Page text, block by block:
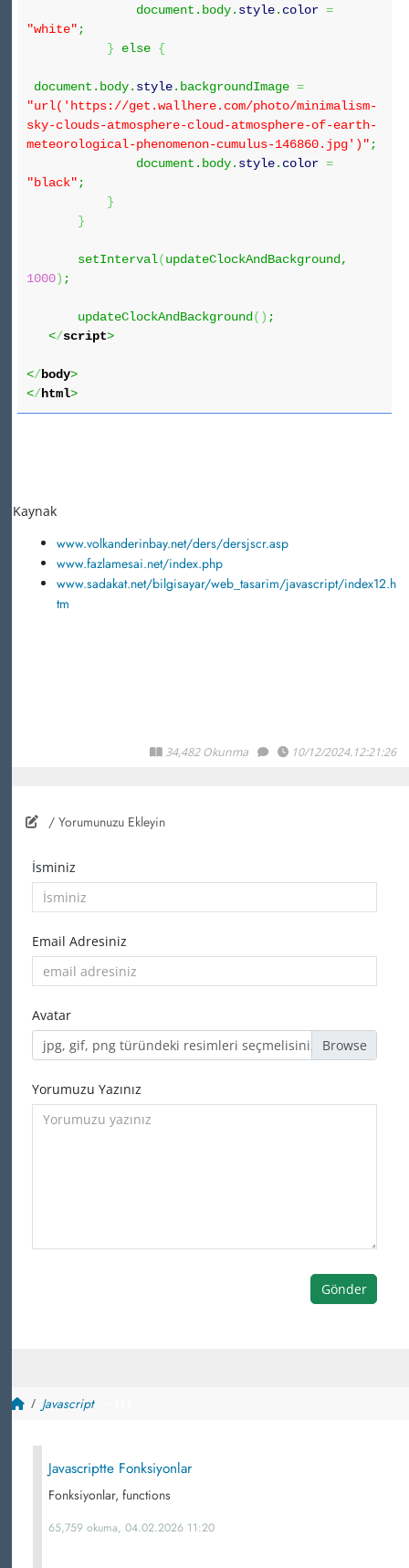
document.body. style. color =
"white";
} else {
document.body. style.backgroundImage =
"url('https://get.wallhere.com/photo/minimalism-
sky-clouds-atmosphere-cloud-atmosphere-of-earth-
meteorological-phenomenon-cumulus-146860.jpg')";
document.body. style. color =
"black";
}
}
setInterval(updateClockAndBackground,
1000) ;
updateClockAndBackground( ) ;
</script>
</body>
</html>
Kaynak
www.volkanderinbay.net/ders/dersjscr.asp
www.fazlamesai.net/index.php
www.sadakat.net/bilgisayar/web_tasarim/javascript/index12.h
tm
34,482 Okunma 10/12/2024.12:21:26
/ Yorumunuzu Ekleyin
İsminiz
Email Adresiniz
Avatar
jpg, gif, png türündeki resimleri seçmelisiniz
Yorumuzu Yazınız
Gönder
Javascript
Javascriptte Fonksiyonlar
Fonksiyonlar, functions
65,759 okuma, 04.02.2026 11:20